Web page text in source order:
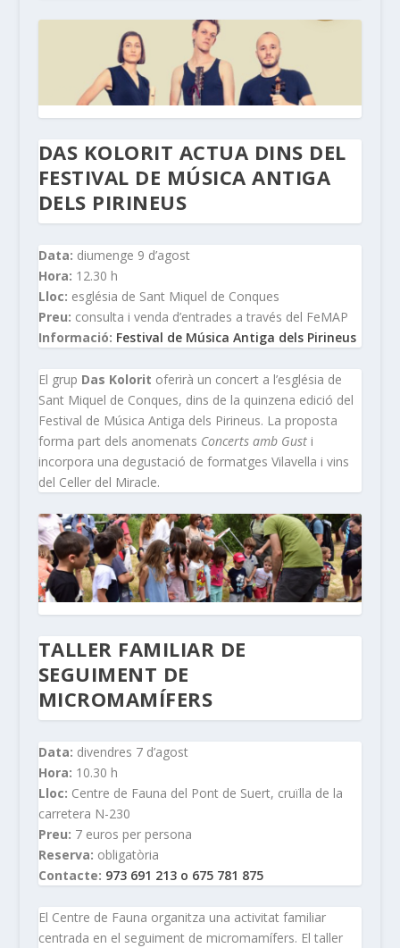
DAS KOLORIT ACTUA DINS DEL
FESTIVAL DE MÚSICA ANTIGA
DELS PIRINEUS
Data: diumenge 9 d’agost
Hora: 12.30 h
Lloc: església de Sant Miquel de Conques
Preu: consulta i venda d’entrades a través del FeMAP
Informació: Festival de Música Antiga dels Pirineus
El grup Das Kolorit oferirà un concert a l’església de
Sant Miquel de Conques, dins de la quinzena edició del
Festival de Música Antiga dels Pirineus. La proposta
forma part dels anomenats Concerts amb Gusti
incorpora una degustació de formatges Vilavella i vins
del Celler del Miracle.
TALLER FAMILIAR DE
SEGUIMENT DE
MICROMAMÍFERS
Data: divendres 7 d’agost
Hora: 10.30 h
Lloc: Centre de Fauna del Pont de Suert, cruïlla de la
carretera N-230
Preu: 7 euros per persona
Reserva: obligatòria
Contacte: 973 691 213 o 675 781 875
El Centre de Fauna organitza una activitat familiar
centrada en el seguiment de micromamífers. El taller